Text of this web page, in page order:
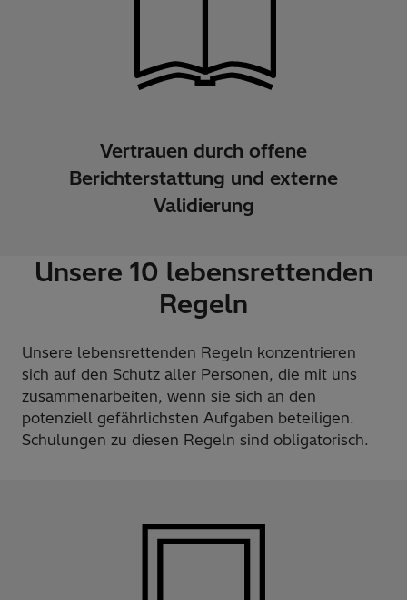
Vertrauen durch offene
Berichterstattung und externe
Validierung
Unsere 10 lebensrettenden
Regeln
Unsere lebensrettenden Regeln konzentrieren
sich auf den Schutz aller Personen, die mit uns
zusammenarbeiten, wenn sie sich an den
potenziell gefährlichsten Aufgaben beteiligen.
Schulungen zu diesen Regeln sind obligatorisch.